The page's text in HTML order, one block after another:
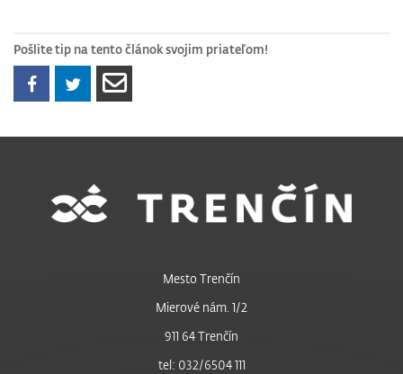
Pošlite tip na tento článok svojim priateľom!
Mesto Trenčín
Mierové nám. 1/2
911 64 Trenčín
tel: 032/6504 111